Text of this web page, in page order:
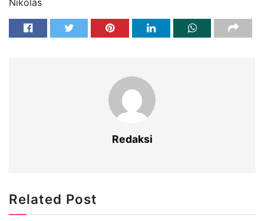
Nikolas
Redaksi
Related Post